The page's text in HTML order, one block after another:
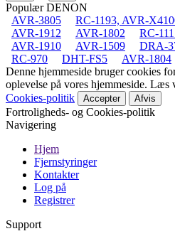
Populær DENON
AVR-3805
RC-1193, AVR-
AVR-1912
AVR-1802 RC-
AVR-1910
AVR-1509 DRA-
RC-970
DHT-FS5 AVR-1804
Denne hjemmeside bruger cookies
oplevelse på vores hjemmeside. Læs
Cookies-politik
Accepter Afvis
Fortroligheds- og Cookies-politik
Navigering
Hjem
Fjernstyringer
Kontakter
Log på
Registrer
Support